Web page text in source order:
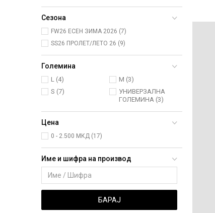
Сезона
FW26 ЕСЕН ЗИМА 2026 (7)
SS26 ПРОЛЕТ/ЛЕТО 26 (9)
Големина
L (4) M (3)
S (7)
УНИВЕРЗАЛНА
ГОЛЕМИНА (3)
Цена
0 - 2.500 МКД (17)
Име и шифра на производ
БАРАЈ